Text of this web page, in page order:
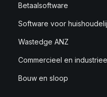
Betaalsoftware
Software voor
Wastedge ANZ
Commercieel en
Bouw en sloop